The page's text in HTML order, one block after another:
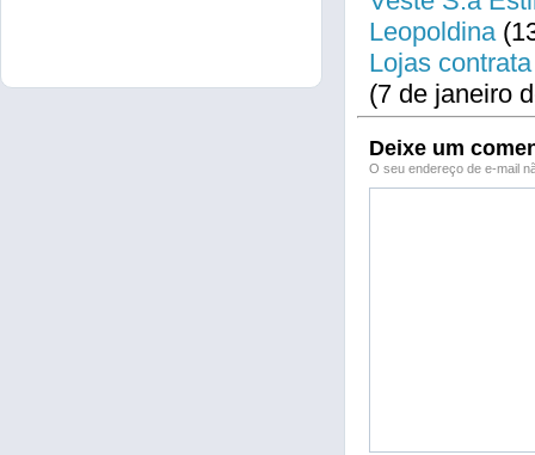
Leopoldina
Lojas
(7 de janeiro
Deixe um
O seu endereço de e-mail